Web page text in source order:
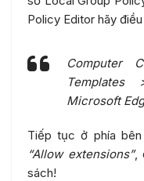
Policy Editor hãy
Computer
Microsoft
Tiếp tục ở phía bên
“Allow extensions”,
sách!